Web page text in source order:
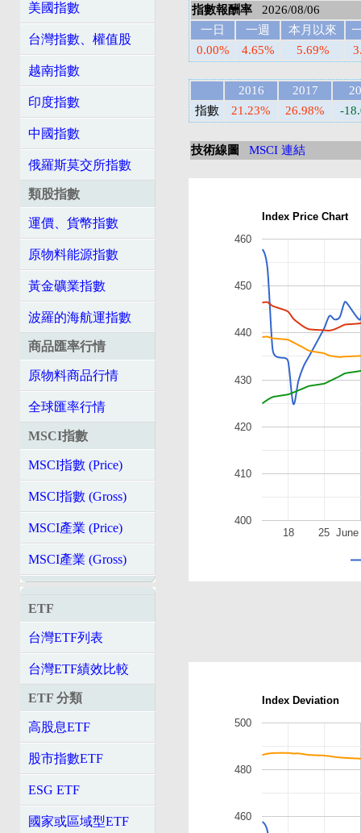
美國指數
台灣指數、權值股
越南指數
印度指數
中國指數
俄羅斯莫交所指數
類股指數
運價、貨幣指數
原物料能源指數
黃金礦業指數
波羅的海航運指數
商品匯率行情
原物料商品行情
全球匯率行情
MSCI指數
MSCI指數 (Price)
MSCI指數 (Gross)
MSCI產業 (Price)
MSCI產業 (Gross)
ETF
台灣ETF列表
台灣ETF績效比較
ETF 分類
高股息ETF
股市指數ETF
ESG ETF
國家或區域型ETF
指數報酬率 2026/08/06
一日
一週 本月以來
0.00%
4.65% 5.69%
2016 2017
指數
21.23% 26.98% -
技術線圖 MSCI 連結
Index Price Chart
June
18 25
400
410
420
430
440
450
460
Index Deviation
460
480
500